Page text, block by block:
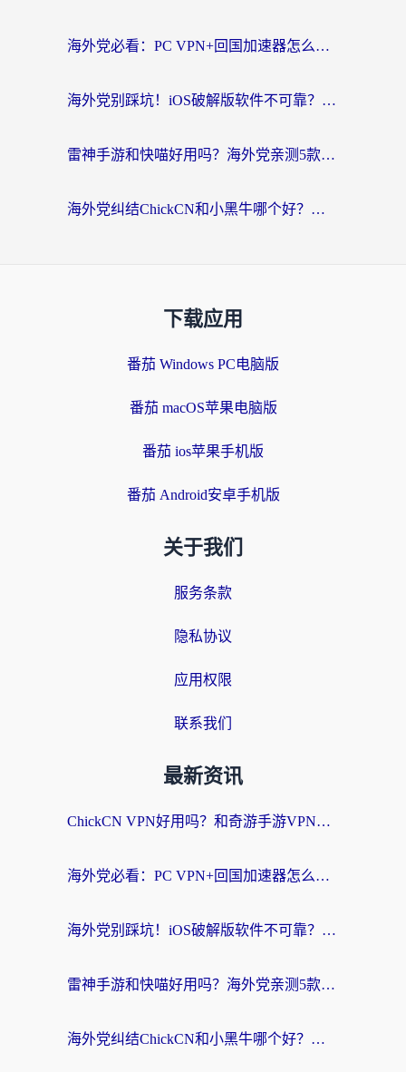
海外党必看：PC VPN+回国加速器怎么选？无缝访问国内资源全攻略
海外党别踩坑！iOS破解版软件不可靠？教你选对回国加速器无缝看国内资源
雷神手游和快喵好用吗？海外党亲测5款回国加速器，附斧牛Bling对比+微信视频号解决办法
海外党纠结ChickCN和小黑牛哪个好？一篇帮你选对回国加速器的实用指南
下载应用
番茄 Windows PC电脑版
番茄 macOS苹果电脑版
番茄 ios苹果手机版
番茄 Android安卓手机版
关于我们
服务条款
隐私协议
应用权限
联系我们
最新资讯
ChickCN VPN好用吗？和奇游手游VPN对比哪个回国效果更好？海外党亲测实用指南
海外党必看：PC VPN+回国加速器怎么选？无缝访问国内资源全攻略
海外党别踩坑！iOS破解版软件不可靠？教你选对回国加速器无缝看国内资源
雷神手游和快喵好用吗？海外党亲测5款回国加速器，附斧牛Bling对比+微信视频号解决办法
海外党纠结ChickCN和小黑牛哪个好？一篇帮你选对回国加速器的实用指南